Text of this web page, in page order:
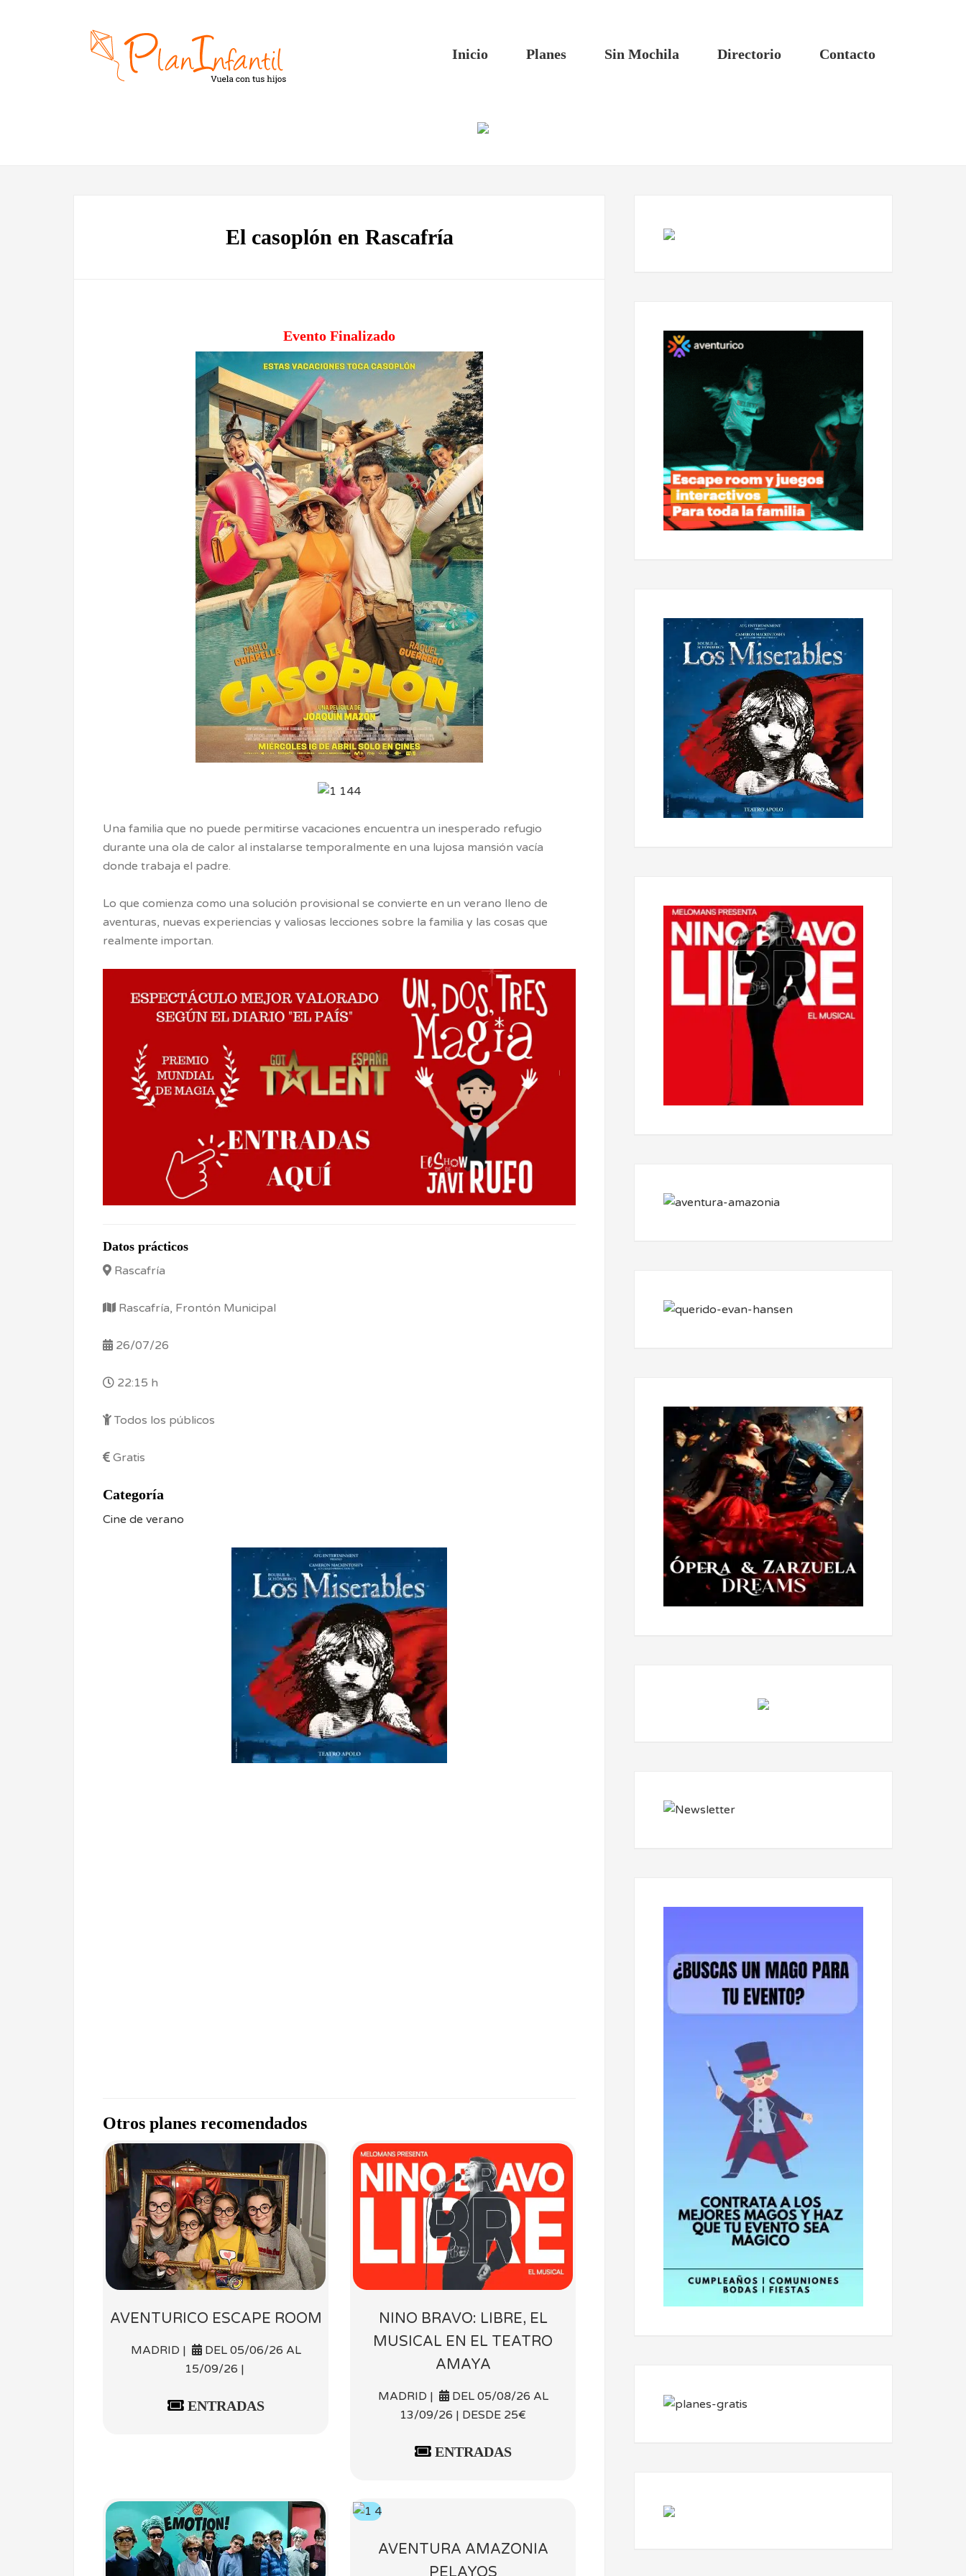
Inicio Planes Sin Mochila Directorio Contacto
El casoplón en Rascafría
Evento Finalizado
Una familia que no puede permitirse vacaciones encuentra un inesperado refugio
durante una ola de calor al instalarse temporalmente en una lujosa mansión vacía
donde trabaja el padre.
Lo que comienza como una solución provisional se convierte en un verano lleno de
aventuras, nuevas experiencias y valiosas lecciones sobre la familia y las cosas que
realmente importan.
Datos prácticos
Rascafría
Rascafría, Frontón Municipal
26/07/26
22:15 h
Todos los públicos
Gratis
Categoría
Cine de verano
Otros planes recomendados
AVENTURICO ESCAPE ROOM
MADRID |
DEL 05/06/26 AL
15/09/26 |
ENTRADAS
NINO BRAVO: LIBRE, EL
MUSICAL EN EL TEATRO
AMAYA
MADRID |
DEL 05/08/26 AL
13/09/26 | DESDE 25€
ENTRADAS
AVENTURA AMAZONIA
PELAYOS